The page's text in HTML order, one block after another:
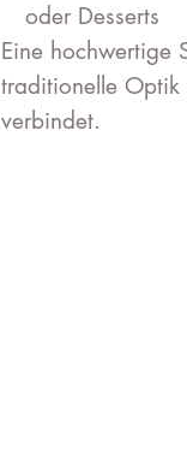
oder Desserts
Eine hochwertige
traditionelle Optik
verbindet.